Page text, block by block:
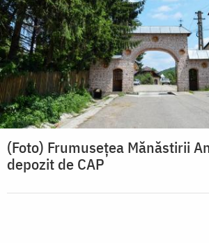
(Foto) Frumusețea Mănăstirii
depozit de CAP